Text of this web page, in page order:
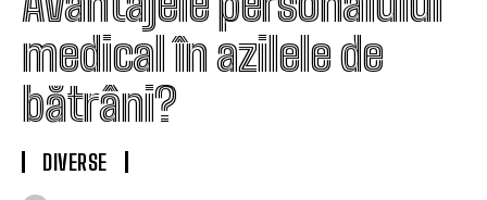
medical în azilele de
bătrâni?
DIVERSE